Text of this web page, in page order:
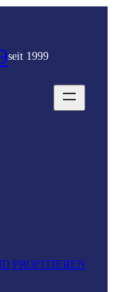
seit 1999
PROFITIEREN